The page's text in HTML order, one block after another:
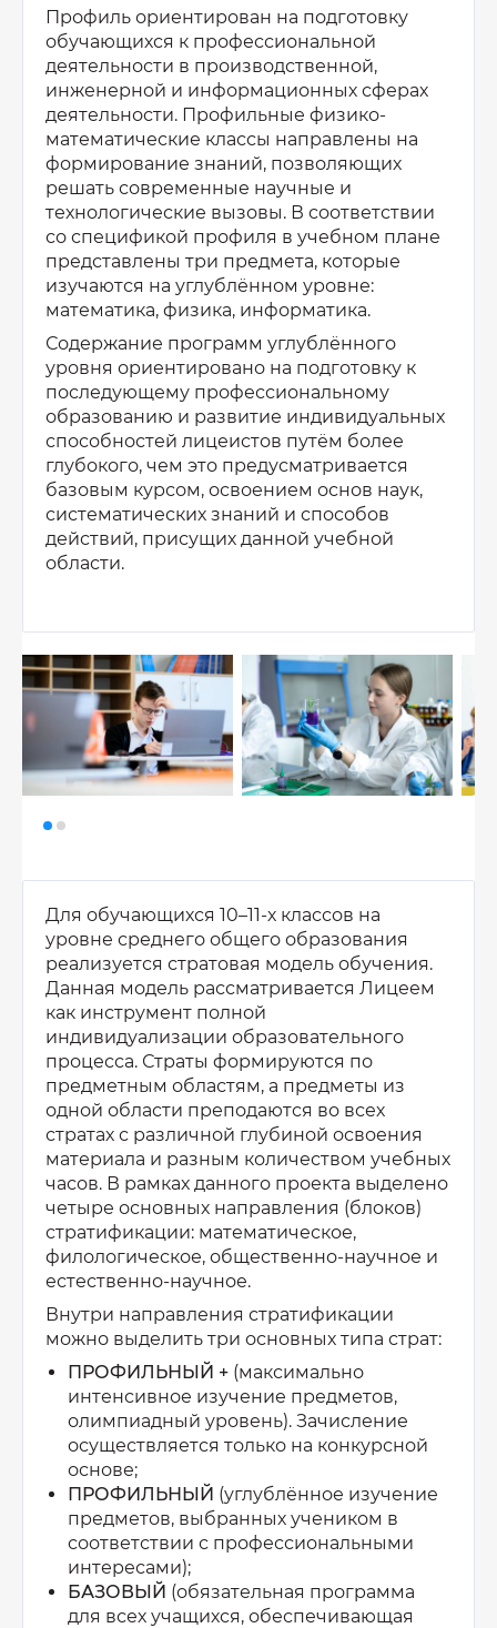
Профиль ориентирован на подготовку
обучающихся к профессиональной
деятельности в производственной,
инженерной и информационных сферах
деятельности. Профильные физико-
математические классы направлены на
формирование знаний, позволяющих
решать современные научные и
технологические вызовы. В соответствии
со спецификой профиля в учебном плане
представлены три предмета, которые
изучаются на углублённом уровне:
математика, физика, информатика.
Содержание программ углублённого
уровня ориентировано на подготовку к
последующему профессиональному
образованию и развитие индивидуальных
способностей лицеистов путём более
глубокого, чем это предусматривается
базовым курсом, освоением основ наук,
систематических знаний и способов
действий, присущих данной учебной
области.
Для обучающихся 10–11-х классов на
уровне среднего общего образования
реализуется стратовая модель обучения.
Данная модель рассматривается Лицеем
как инструмент полной
индивидуализации образовательного
процесса. Страты формируются по
предметным областям, а предметы из
одной области преподаются во всех
стратах с различной глубиной освоения
материала и разным количеством учебных
часов. В рамках данного проекта выделено
четыре основных направления (блоков)
стратификации: математическое,
филологическое, общественно-научное и
естественно-научное.
Внутри направления стратификации
можно выделить три основных типа страт:
ПРОФИЛЬНЫЙ + (максимально
интенсивное изучение предметов,
олимпиадный уровень). Зачисление
осуществляется только на конкурсной
основе;
ПРОФИЛЬНЫЙ (углублённое изучение
предметов, выбранных учеником в
соответствии с профессиональными
интересами);
БАЗОВЫЙ (обязательная программа
для всех учащихся, обеспечивающая